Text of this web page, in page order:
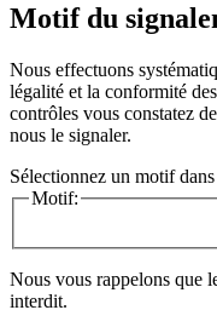
Motif du
Nous effectuons
légalité et la conformité
contrôles vous constatez
nous le signaler.
Sélectionnez un motif
Motif:
Nous vous rappelons que
interdit.